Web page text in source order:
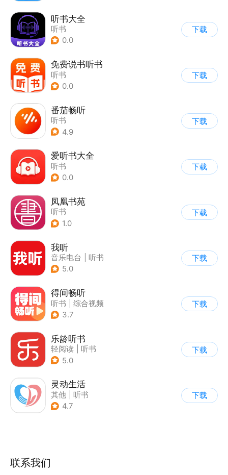
听书大全
听书
0.0
下载
免费说书听书
听书
0.0
下载
番茄畅听
听书
4.9
下载
爱听书大全
听书
0.0
下载
凤凰书苑
听书
1.0
下载
我听
音乐电台
听书
5.0
下载
得间畅听
听书
综合视频
3.7
下载
乐龄听书
轻阅读
听书
5.0
下载
灵动生活
其他
听书
4.7
下载
联系我们